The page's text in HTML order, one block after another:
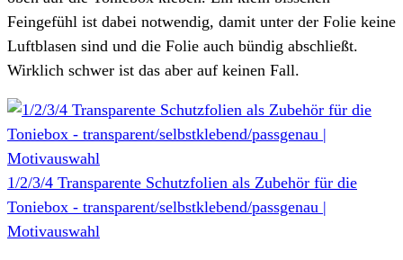
Feingefühl ist dabei notwendig, damit unter der Folie keine
Luftblasen sind und die Folie auch bündig abschließt.
Wirklich schwer ist das aber auf keinen Fall.
1/2/3/4 Transparente Schutzfolien als Zubehör für die
Toniebox - transparent/selbstklebend/passgenau |
Motivauswahl